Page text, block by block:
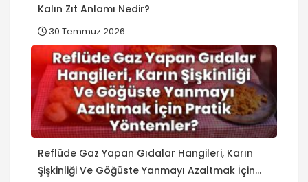
Kalın Zıt Anlamı Nedir?
30 Temmuz 2026
Reflüde Gaz Yapan Gıdalar Hangileri, Karın
Şişkinliği Ve Göğüste Yanmayı Azaltmak İçin